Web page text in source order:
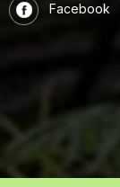
Facebook